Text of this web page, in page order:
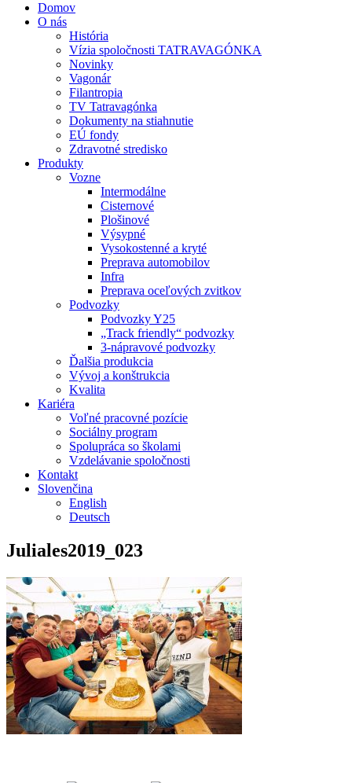
Domov
O nás
História
Vízia spoločnosti TATRAVAGÓNKA
Novinky
Vagonár
Filantropia
TV Tatravagónka
Dokumenty na stiahnutie
EÚ fondy
Zdravotné stredisko
Produkty
Vozne
Intermodálne
Cisternové
Plošinové
Výsypné
Vysokostenné a kryté
Preprava automobilov
Infra
Preprava oceľových zvitkov
Podvozky
Podvozky Y25
„Track friendly“ podvozky
3-nápravové podvozky
Ďalšia produkcia
Vývoj a konštrukcia
Kvalita
Kariéra
Voľné pracovné pozície
Sociálny program
Spolupráca so školami
Vzdelávanie spoločnosti
Kontakt
Slovenčina
English
Deutsch
Juliales2019_023